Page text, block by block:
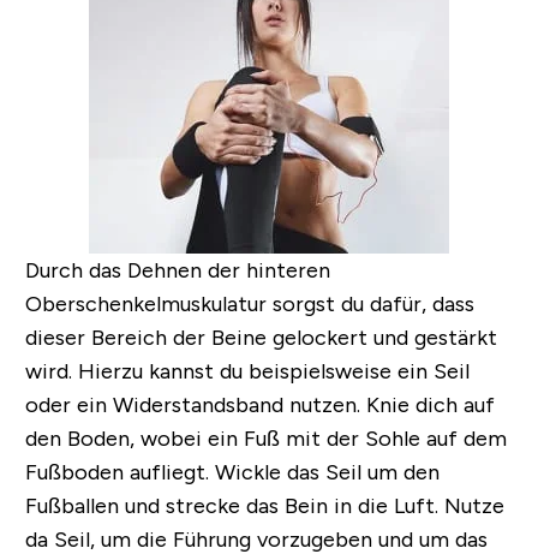
Durch das Dehnen der hinteren
Oberschenkelmuskulatur sorgst du dafür, dass
dieser Bereich der Beine gelockert und gestärkt
wird. Hierzu kannst du beispielsweise ein Seil
oder ein Widerstandsband nutzen. Knie dich auf
den Boden, wobei ein Fuß mit der Sohle auf dem
Fußboden aufliegt. Wickle das Seil um den
Fußballen und strecke das Bein in die Luft. Nutze
da Seil, um die Führung vorzugeben und um das